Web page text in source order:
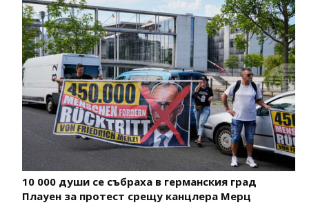
10 000 души се събраха в германския град
Плауен за протест срещу канцлера Мерц